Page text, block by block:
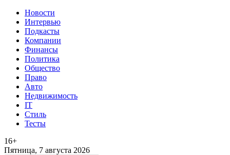
Новости
Интервью
Подкасты
Компании
Финансы
Политика
Общество
Право
Авто
Недвижимость
IT
Стиль
Тесты
16+
Пятница, 7 августа 2026